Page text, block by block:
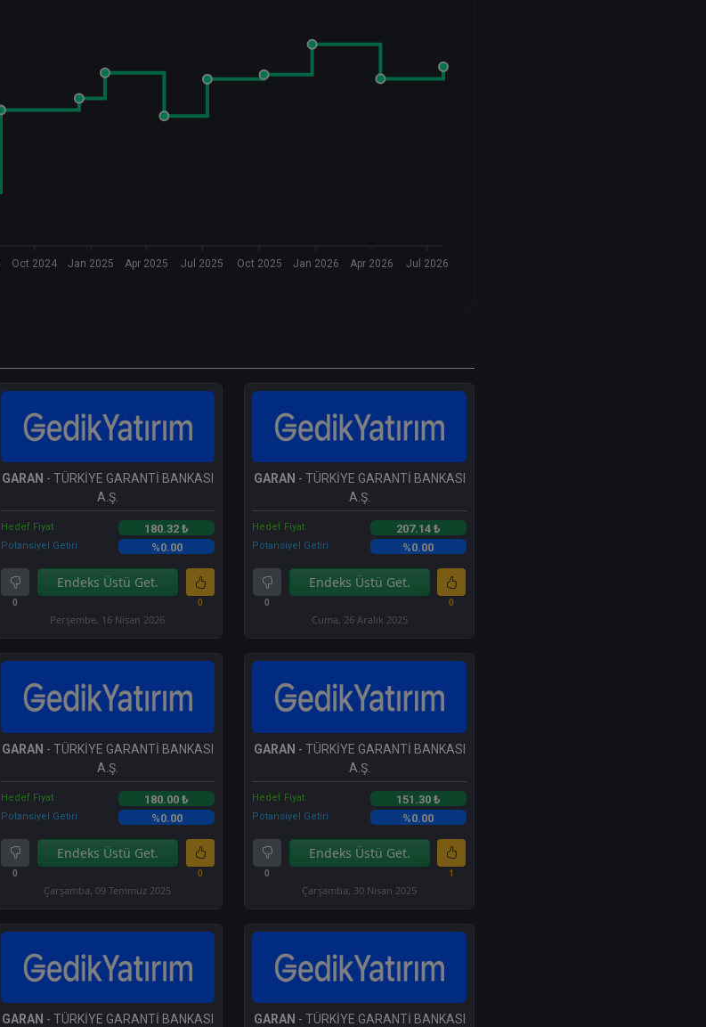
Oct 2024 Jan 2025 Apr 2025 Jul 2025 Oct 2025 Jan 2026 Apr 2026 Jul 2026
GARAN - TÜRKİYE GARANTİ BANKASI
A.Ş.
Hedef Fiyat 180.32 ₺
Potansiyel Getiri %0.00
0
Endeks Üstü Get.
0
Perşembe, 16 Nisan 2026
GARAN - TÜRKİYE GARANTİ BANKASI
A.Ş.
Hedef Fiyat 207.14 ₺
Potansiyel Getiri %0.00
0
Endeks Üstü Get.
0
Cuma, 26 Aralık 2025
GARAN - TÜRKİYE GARANTİ BANKASI
A.Ş.
Hedef Fiyat 180.00 ₺
Potansiyel Getiri %0.00
0
Endeks Üstü Get.
0
Çarşamba, 09 Temmuz 2025
GARAN - TÜRKİYE GARANTİ BANKASI
A.Ş.
Hedef Fiyat 151.30 ₺
Potansiyel Getiri %0.00
0
Endeks Üstü Get.
1
Çarşamba, 30 Nisan 2025
GARAN - TÜRKİYE GARANTİ BANKASI
GARAN - TÜRKİYE GARANTİ BANKASI